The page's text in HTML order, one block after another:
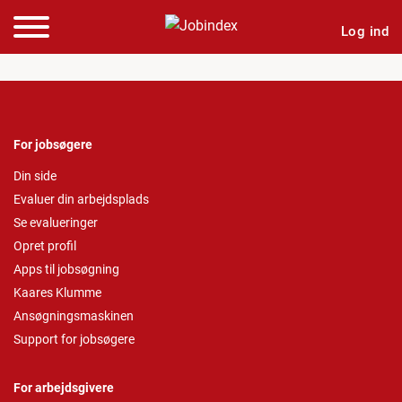
Log ind
For jobsøgere
Din side
Evaluer din arbejdsplads
Se evalueringer
Opret profil
Apps til jobsøgning
Kaares Klumme
Ansøgningsmaskinen
Support for jobsøgere
For arbejdsgivere